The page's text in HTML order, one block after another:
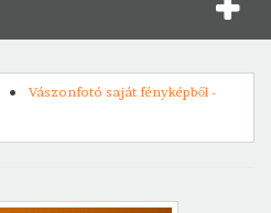
Vászonfotó saját fényképből -